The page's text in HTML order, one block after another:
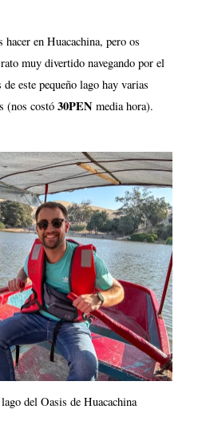
en Huacachina, pero os
muy divertido navegando por el
este pequeño lago hay varias
(nos costó30PEN media hora).
del Oasis de Huacachina